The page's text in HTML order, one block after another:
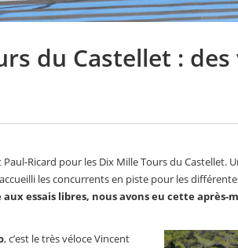
du Castellet :
Ricard pour les Dix Mille Tours du Castellet.
les concurrents en piste pour les
essais libres, nous avons eu cette après-
, c’est le très véloce Vincent